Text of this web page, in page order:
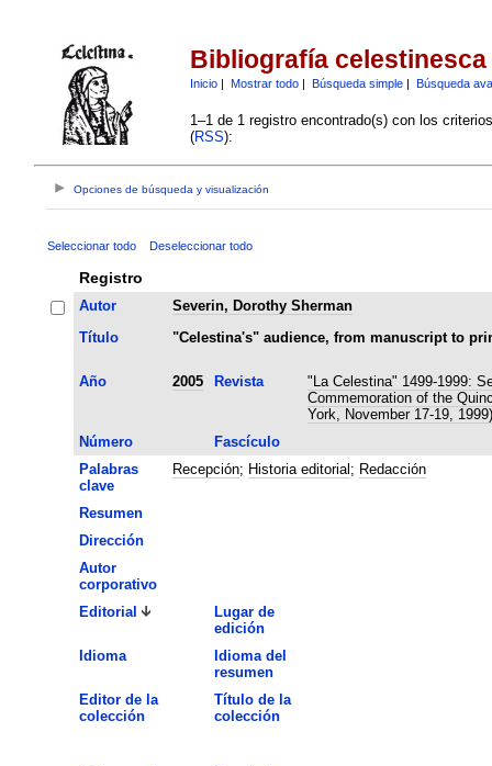
Bibliografía celestinesca
Inicio| Mostrar todo| Búsqueda simple| Búsqueda
1–1 de 1 registro encontrado(s) con los
(RSS):
Opciones de búsqueda y visualización
Seleccionar todo Deseleccionar todo
Registro
Autor
Severin, Dorothy Sherman
Título
"Celestina's" audience, from manuscript to
Año 2005 Revista
"La Celestina" 1499-1999:
Commemoration of the
York, November 17-19, 1999)
Número
Fascículo
Palabras
clave
Recepción; Historia editorial ; Redacción
Resumen
Dirección
Autor
corporativo
Editorial
Lugar de
edición
Idioma
Idioma del
resumen
Editor de la
colección
Título de la
colección